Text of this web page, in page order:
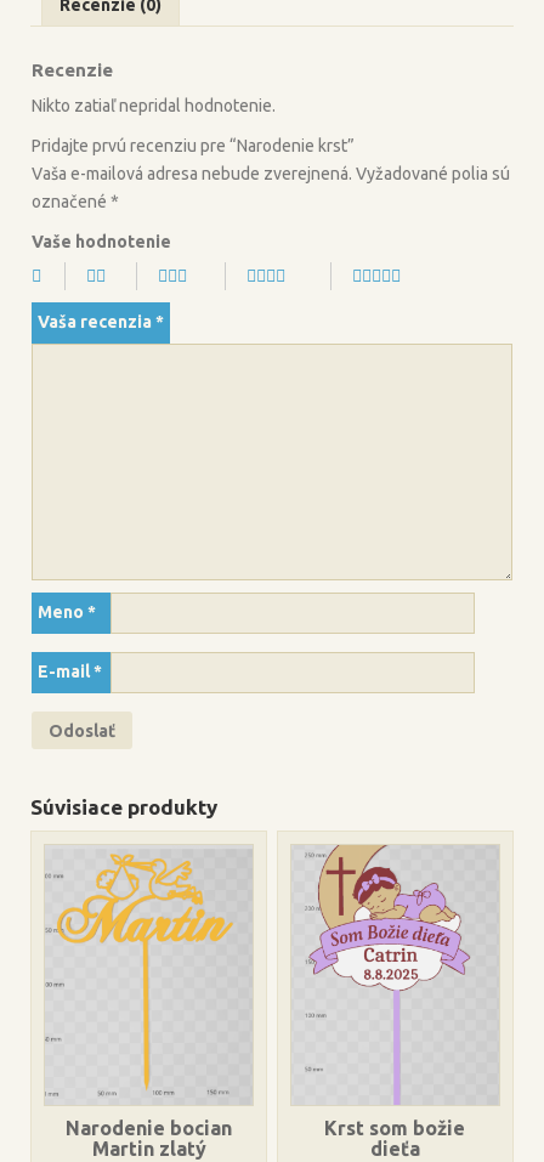
e
o
o
t
e
r
Recenzie (0)
Recenzie
Nikto zatiaľ nepridal hodnotenie.
Pridajte prvú recenziu pre “Narodenie krst”
Vaša e-mailová adresa nebude zverejnená. Vyžadované polia sú
označené *
Vaše hodnotenie
Vaša recenzia *
Meno *
E-mail*
Súvisiace produkty
Narodenie bocian
Martin zlatý
Krst som božie
dieťa